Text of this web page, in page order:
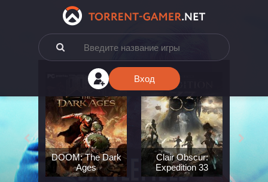
Вход
The
DOOM: The Dark
Ages
Clair Obscur:
Expedition 33